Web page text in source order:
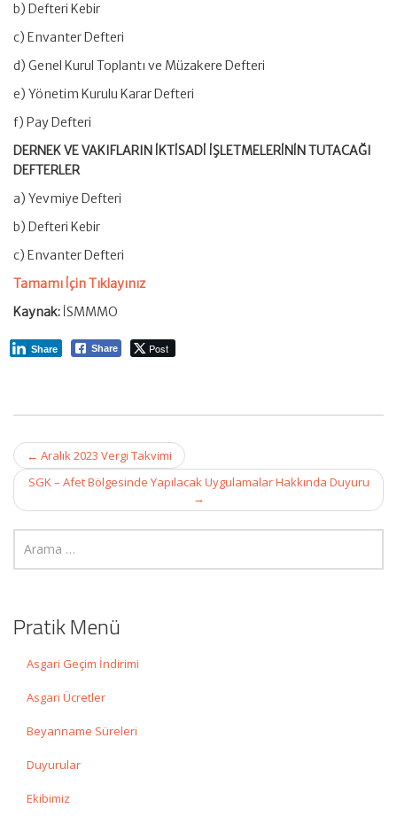
b) Defteri Kebir
c) Envanter Defteri
d) Genel Kurul Toplantı ve Müzakere Defteri
e) Yönetim Kurulu Karar Defteri
f) Pay Defteri
DERNEK VE VAKIFLARIN İKTİSADİ İŞLETMELERİNİN TUTACAĞI
DEFTERLER
a) Yevmiye Defteri
b) Defteri Kebir
c) Envanter Defteri
Tamamı İçin Tıklayınız
Kaynak: İSMMMO
Share Post
Share
Post
navigation
← Aralık 2023 Vergi Takvimi
SGK – Afet Bölgesinde Yapılacak Uygulamalar Hakkında Duyuru
→
Pratik Menü
Asgari Geçim İndirimi
Asgari Ücretler
Beyanname Süreleri
Duyurular
Ekibimiz